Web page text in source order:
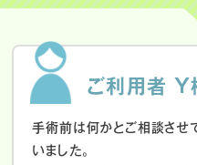
ご利用者 Y
手術前は何かとご相談させ
いました。